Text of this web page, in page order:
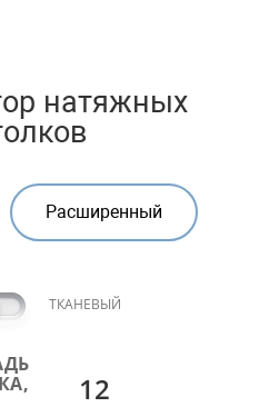
натяжных
Расширенный
ТКАНЕВЫЙ
12